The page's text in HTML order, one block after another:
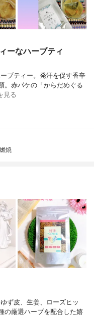
ーなハーブティ
ブティー。発汗を促す香辛
。赤パケの「からだめぐる
見る
焼
ず皮、生姜、ローズヒッ
の厳選ハーブを配合した嬉